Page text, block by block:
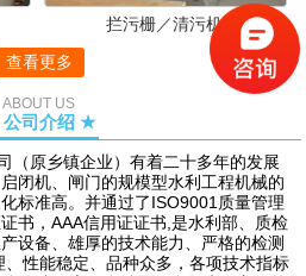
拦污栅／清污机
查看更多
ABOUT US
司介绍 ★
原乡镇企业）有着二十多年的发展
闭机、闸门的规模型水利工程机械的
标准高。并通过了ISO9001质量管理
书，AAA信用证证书,是水利部、质检
设备、雄厚的技术能力、严格的检测